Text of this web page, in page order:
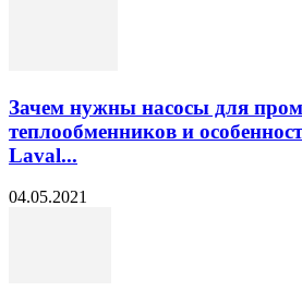
Зачем нужны насосы для
теплообменников и
Laval...
04.05.2021